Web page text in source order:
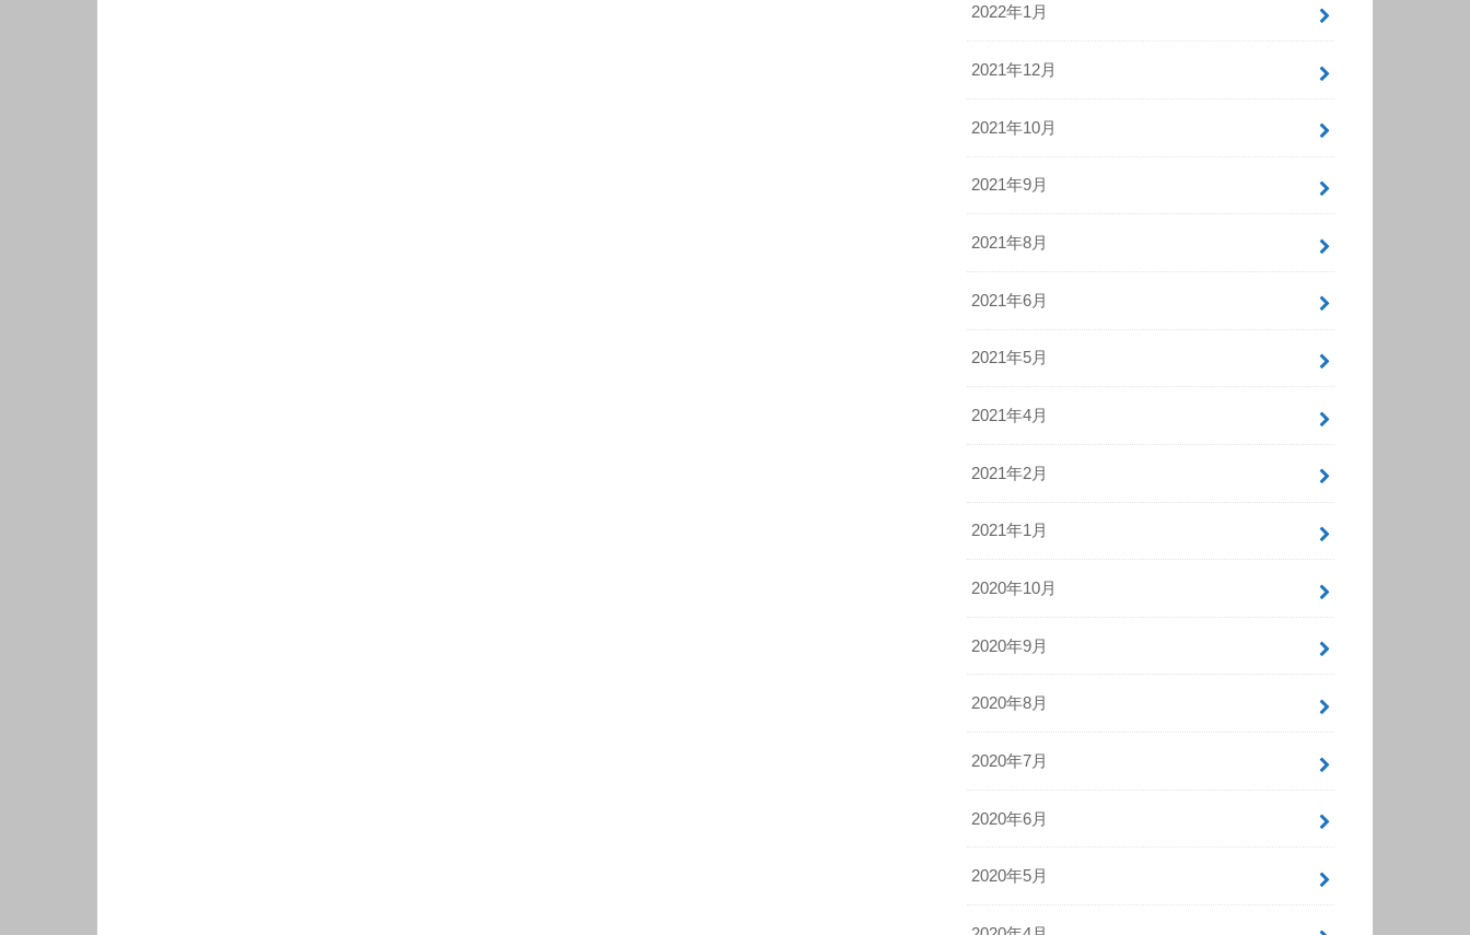
2022年1月
2021年12月
2021年10月
2021年9月
2021年8月
2021年6月
2021年5月
2021年4月
2021年2月
2021年1月
2020年10月
2020年9月
2020年8月
2020年7月
2020年6月
2020年5月